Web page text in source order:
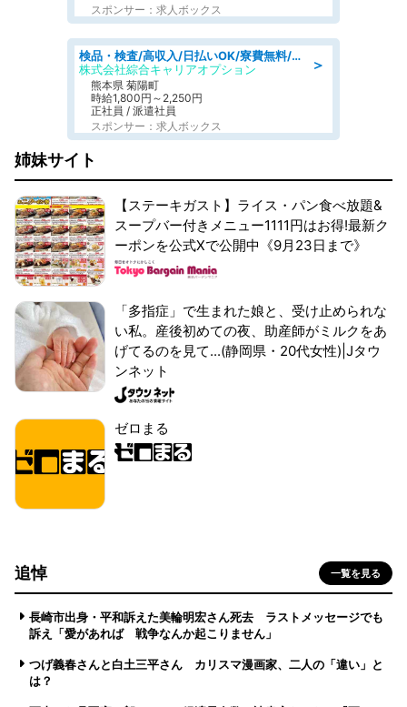
スポンサー：求人ボックス
＞
検品・検査/高収入/日払いOK/寮費無料/日勤/20・30・40代活躍中
株式会社綜合キャリアオプション
熊本県 菊陽町
時給1,800円～2,250円
正社員 / 派遣社員
スポンサー：求人ボックス
姉妹サイト
【ステーキガスト】ライス・パン食べ放題&
スープバー付きメニュー1111円はお得!最新ク
ーポンを公式Xで公開中《9月23日まで》
「多指症」で生まれた娘と、受け止められな
い私。産後初めての夜、助産師がミルクをあ
げてるのを見て...(静岡県・20代女性)|Jタウ
ンネット
ゼロまる
追悼 一覧を見る
長崎市出身・平和訴えた美輪明宏さん死去 ラストメッセージでも
訴え「愛があれば 戦争なんか起こりません」
つげ義春さんと白土三平さん カリスマ漫画家、二人の「違い」と
は？